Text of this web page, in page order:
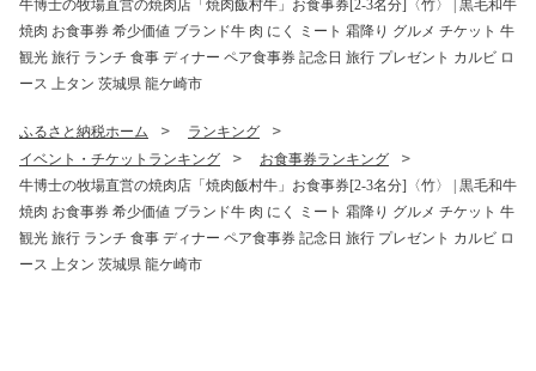
牛博士の牧場直営の焼肉店「焼肉飯村牛」お食事券[2-3名分]〈竹〉 | 黒毛和牛
焼肉 お食事券 希少価値 ブランド牛 肉 にく ミート 霜降り グルメ チケット 牛
観光 旅行 ランチ 食事 ディナー ペア食事券 記念日 旅行 プレゼント カルビ ロ
ース 上タン 茨城県 龍ケ崎市
ふるさと納税ホーム
ランキング
イベント・チケットランキング
お食事券ランキング
牛博士の牧場直営の焼肉店「焼肉飯村牛」お食事券[2-3名分]〈竹〉 | 黒毛和牛
焼肉 お食事券 希少価値 ブランド牛 肉 にく ミート 霜降り グルメ チケット 牛
観光 旅行 ランチ 食事 ディナー ペア食事券 記念日 旅行 プレゼント カルビ ロ
ース 上タン 茨城県 龍ケ崎市